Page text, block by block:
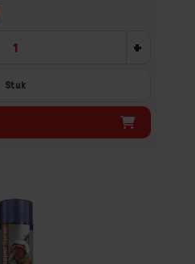
+
Stuk